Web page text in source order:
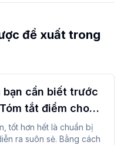
đề xuất trong
cần biết trước
tắt điểm cho
tốt hơn hết là chuẩn bị
ra suôn sẻ. Bằng cách